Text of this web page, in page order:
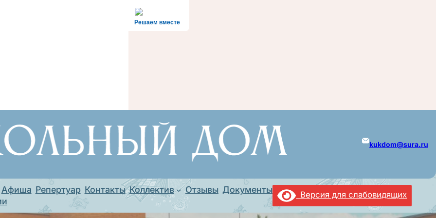
Решаем вместе
kukdom@sura.ru
Афиша Репертуар Контакты Коллектив Отзывы Документы
Версия для слабовидящих